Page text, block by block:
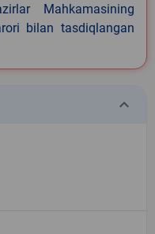
Mahkamasining
bilan tasdiqlangan
keyboard_arrow_down